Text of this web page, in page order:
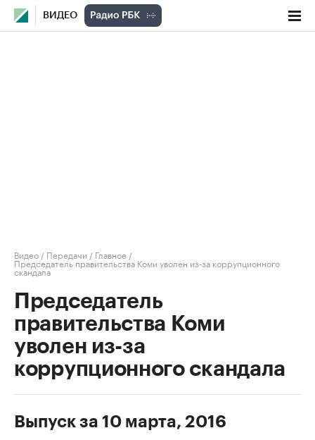
ВИДЕО
Видео / Передачи / Главное /
Председатель правительства Коми уволен из-за коррупционного
скандала
Председатель
правительства Коми
уволен из-за
коррупционного скандала
Выпуск за 10 марта, 2016